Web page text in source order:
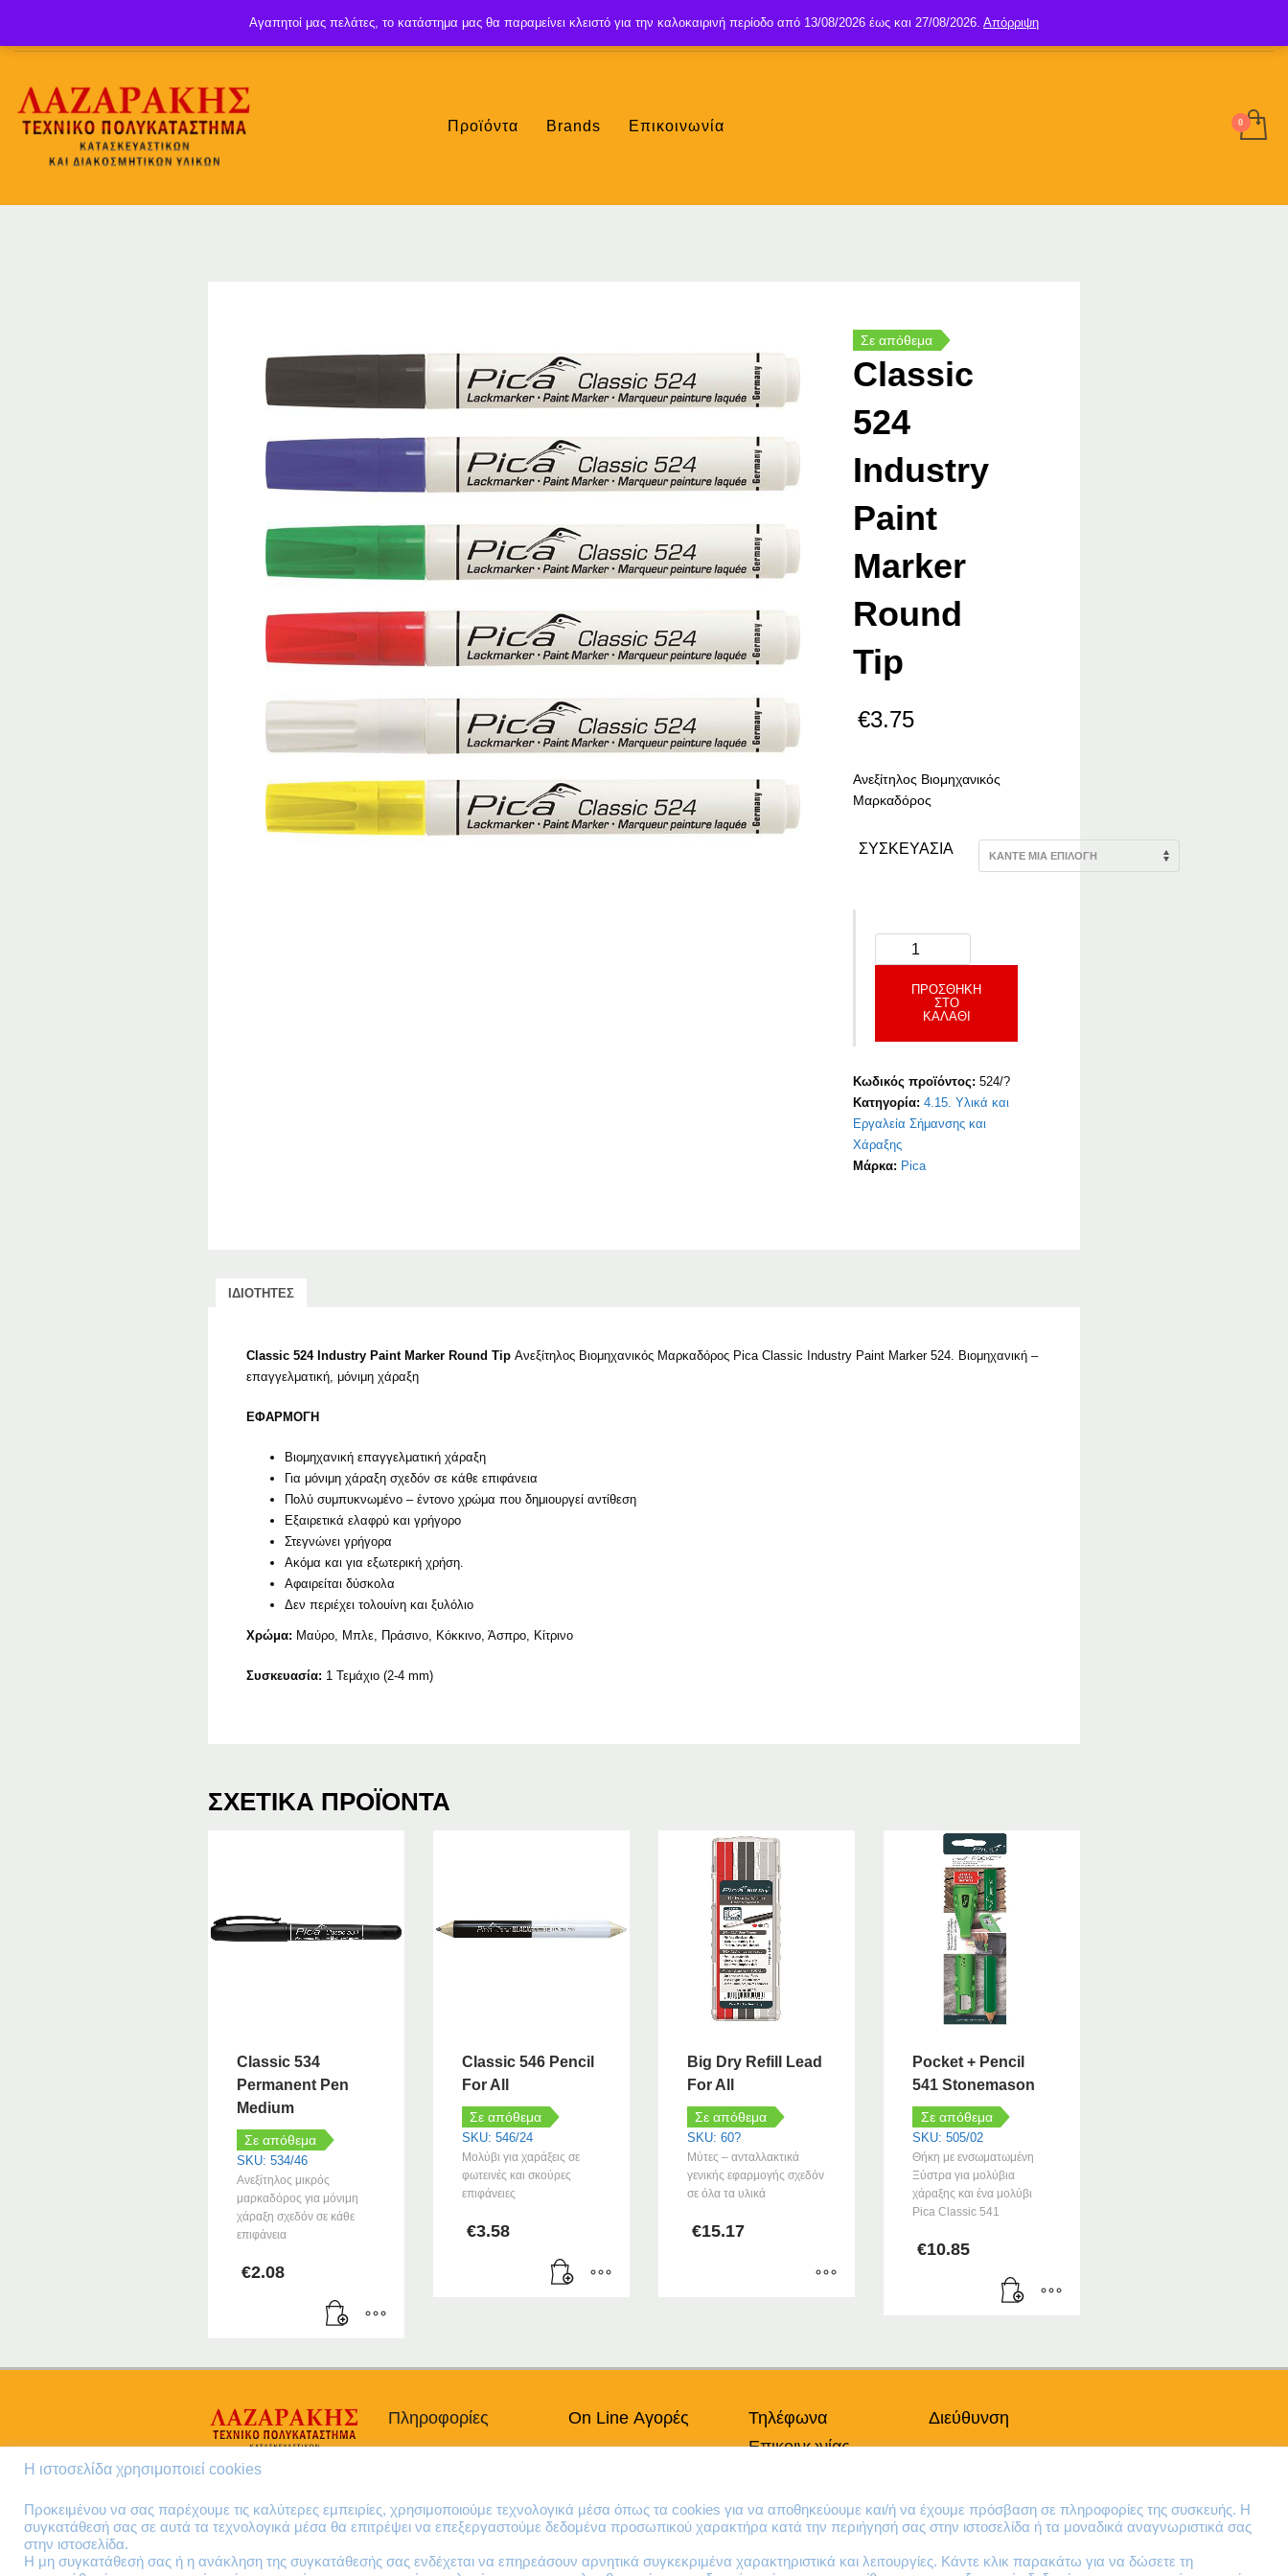
SIGN UP LOGIN
Προϊόντα Brands Επικοινωνία
Σε απόθεμα
Classic
524
Industry
Paint
Marker
Round
Tip
€3.75
Ανεξίτηλος Βιομηχανικός
Μαρκαδόρος
ΣΥΣΚΕΥΑΣΊΑ
ΠΡΟΣΘΉΚΗ
ΣΤΟ
ΚΑΛΆΘΙ
Κωδικός προϊόντος: 524/?
Κατηγορία: 4.15. Υλικά και
Εργαλεία Σήμανσης και
Χάραξης
Μάρκα: Pica
ΙΔΙΟΤΗΤΕΣ
Classic 524 Industry Paint Marker Round Tip Ανεξίτηλος Βιομηχανικός Μαρκαδόρος Pica Classic Industry Paint Marker 524. Βιομηχανική –
επαγγελματική, μόνιμη χάραξη
ΕΦΑΡΜΟΓΗ
Βιομηχανική επαγγελματική χάραξη
Για μόνιμη χάραξη σχεδόν σε κάθε επιφάνεια
Πολύ συμπυκνωμένο – έντονο χρώμα που δημιουργεί αντίθεση
Εξαιρετικά ελαφρύ και γρήγορο
Στεγνώνει γρήγορα
Ακόμα και για εξωτερική χρήση.
Αφαιρείται δύσκολα
Δεν περιέχει τολουίνη και ξυλόλιο
Χρώμα: Μαύρο, Μπλε, Πράσινο, Κόκκινο, Άσπρο, Κίτρινο
Συσκευασία: 1 Τεμάχιο (2-4 mm)
ΣΧΕΤΙΚΆ ΠΡΟΪΌΝΤΑ
Classic 534
Permanent Pen
Medium
Σε απόθεμα
SKU: 534/46
Ανεξίτηλος μικρός
μαρκαδόρος για μόνιμη
χάραξη σχεδόν σε κάθε
επιφάνεια
€2.08
Classic 546 Pencil
For All
Σε απόθεμα
SKU: 546/24
Μολύβι για χαράξεις σε
φωτεινές και σκούρες
επιφάνειες
€3.58
Big Dry Refill Lead
For All
Σε απόθεμα
SKU: 60?
Μύτες – ανταλλακτικά
γενικής εφαρμογής σχεδόν
σε όλα τα υλικά
€15.17
έχει
παραλλαγές.
επιλεγούν
σελίδα
Pocket + Pencil
541 Stonemason
Σε απόθεμα
SKU: 505/02
Θήκη με ενσωματωμένη
Ξύστρα για μολύβια
χάραξης και ένα μολύβι
Pica Classic 541
€10.85
Πληροφορίες On Line Αγορές
Επιστροφές Προϊόντων
Τηλέφωνα
Επικοινωνίας
210 41 13 280
Διεύθυνση
Τ.Κ. 182 33
Email
Η ιστοσελίδα χρησιμοποιεί cookies
Προκειμένου να σας παρέχουμε τις καλύτερες εμπειρίες, χρησιμοποιούμε τεχνολογικά μέσα όπως τα cookies για να αποθηκεύουμε και/ή να έχουμε πρόσβαση σε πληροφορίες της συσκευής. Η
συγκατάθεσή σας σε αυτά τα τεχνολογικά μέσα θα επιτρέψει να επεξεργαστούμε δεδομένα προσωπικού χαρακτήρα κατά την περιήγησή σας στην ιστοσελίδα ή τα μοναδικά αναγνωριστικά σας
στην ιστοσελίδα.
Η μη συγκατάθεσή σας ή η ανάκληση της συγκατάθεσής σας ενδέχεται να επηρεάσουν αρνητικά συγκεκριμένα χαρακτηριστικά και λειτουργίες. Κάντε κλικ παρακάτω για να δώσετε τη
Αγαπητοί μας πελάτες, το κατάστημα μας θα παραμείνει κλειστό για την καλοκαιρινή περίοδο από 13/08/2026 έως και 27/08/2026. Απόρριψη